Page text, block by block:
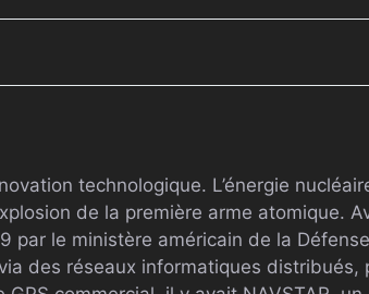
technologique. L’énergie
de la première arme atomique.
par le ministère américain de la
des réseaux informatiques distribués,